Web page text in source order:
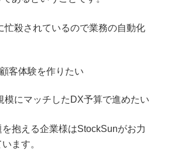
忙殺されているので業務の自動化
客体験を作りたい
模にマッチしたDX予算で進めたい
を抱える企業様はStockSunがお力
ます。